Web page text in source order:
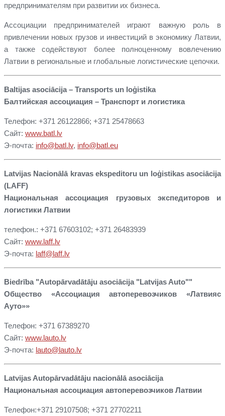
предпринимателям при развитии их бизнеса.
Ассоциации предпринимателей играют важную роль в
привлечении новых грузов и инвестиций в экономику Латвии,
а также содействуют более полноценному вовлечению
Латвии в региональные и глобальные логистические цепочки.
Baltijas asociācija – Transports un loģistika
Балтийская ассоциация – Транспорт и логистика
Телефон: +371 26122866; +371 25478663
Сайт: www.batl.lv
Э-почта: info@batl.lv, info@batl.eu
Latvijas Nacionālā kravas ekspeditoru un loģistikas asociācija
(LAFF)
Национальная ассоциация грузовых экспедиторов и
логистики Латвии
телефон.: +371 67603102; +371 26483939
Сайт: www.laff.lv
Э-почта: laff@laff.lv
Biedrība "Autopārvadātāju asociācija "Latvijas Auto""
Общество «Ассоциация автоперевозчиков «Латвияс
Ауто»»
Телефон: +371 67389270
Сайт: www.lauto.lv
Э-почта: lauto@lauto.lv
Latvijas Autopārvadātāju nacionālā asociācija
Национальная ассоциация автоперевозчиков Латвии
Телефон:+371 29107508; +371 27702211